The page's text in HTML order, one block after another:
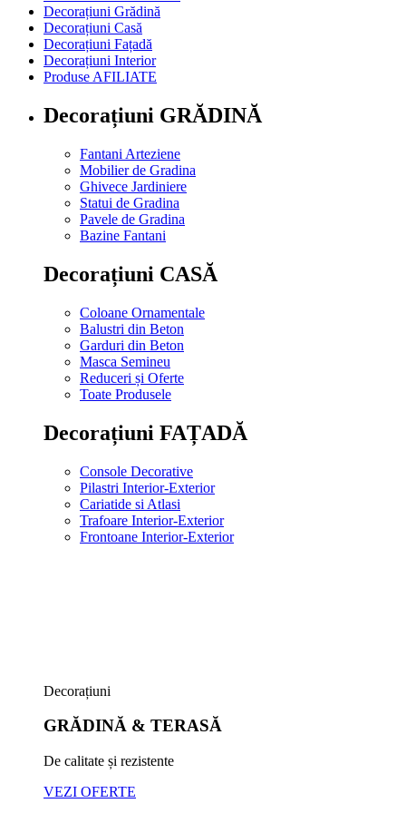
Decorațiuni Grădină
Decorațiuni Casă
Decorațiuni Fațadă
Decorațiuni Interior
Produse AFILIATE
Decorațiuni GRĂDINĂ
Fantani Arteziene
Mobilier de Gradina
Ghivece Jardiniere
Statui de Gradina
Pavele de Gradina
Bazine Fantani
Decorațiuni CASĂ
Coloane Ornamentale
Balustri din Beton
Garduri din Beton
Masca Semineu
Reduceri și Oferte
Toate Produsele
Decorațiuni FAȚADĂ
Console Decorative
Pilastri Interior-Exterior
Cariatide si Atlasi
Trafoare Interior-Exterior
Frontoane Interior-Exterior
Decorațiuni
GRĂDINĂ & TERASĂ
De calitate și rezistente
VEZI OFERTE